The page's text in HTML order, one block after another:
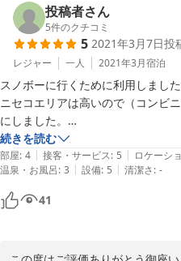
投稿者さん
5件のクチコミ
5 2021年3月7日投
レジャー 一人 2021年3月宿泊
スノボーに行くために利用しました
ニセコエリアは高いので（コンビ
にしました。
まだ新しく奇麗でした。
タクシーの人にはまだ認知されて
キッチン付きなので近所のAコープ
部屋は狭いですが2段ベッドで空間
二人だと窮屈だと思いますが一人
続きを読む
部屋: 4 | 接客・サービス: 5 | ロケーシ
温泉・お風呂: 3 | 設備: 5 | 清潔さ: -
41